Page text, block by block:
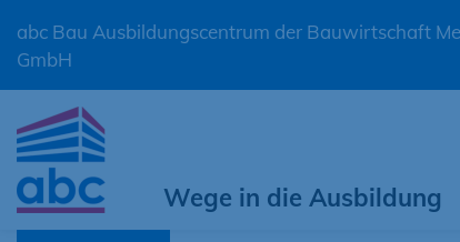
abc Bau Ausbildungscentrum der Bauwirtschaft
GmbH
Wege in die Ausbildung